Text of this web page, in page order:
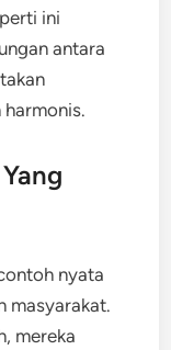
ini
antara
nyata
masyarakat.
mereka